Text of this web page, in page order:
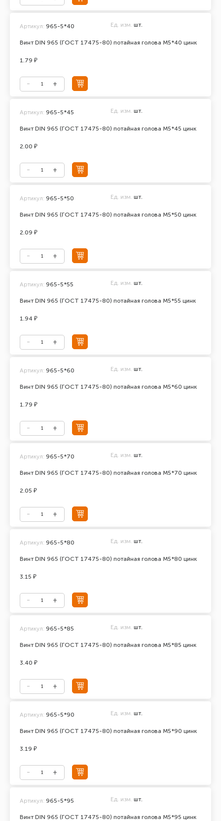
Винт DIN 965 (ГОСТ 17475-80) потайная голова М5*40 цинк
Артикул: 965-5*40 Ед. изм. шт.
1.79 ₽
Винт DIN 965 (ГОСТ 17475-80) потайная голова М5*45 цинк
Артикул: 965-5*45 Ед. изм. шт.
2.00 ₽
Винт DIN 965 (ГОСТ 17475-80) потайная голова М5*50 цинк
Артикул: 965-5*50 Ед. изм. шт.
2.09 ₽
Винт DIN 965 (ГОСТ 17475-80) потайная голова М5*55 цинк
Артикул: 965-5*55 Ед. изм. шт.
1.94 ₽
Винт DIN 965 (ГОСТ 17475-80) потайная голова М5*60 цинк
Артикул: 965-5*60 Ед. изм. шт.
1.79 ₽
Винт DIN 965 (ГОСТ 17475-80) потайная голова М5*70 цинк
Артикул: 965-5*70 Ед. изм. шт.
2.05 ₽
Винт DIN 965 (ГОСТ 17475-80) потайная голова М5*80 цинк
Артикул: 965-5*80 Ед. изм. шт.
3.15 ₽
Винт DIN 965 (ГОСТ 17475-80) потайная голова М5*85 цинк
Артикул: 965-5*85 Ед. изм. шт.
3.40 ₽
Винт DIN 965 (ГОСТ 17475-80) потайная голова М5*90 цинк
Артикул: 965-5*90 Ед. изм. шт.
3.19 ₽
Винт DIN 965 (ГОСТ 17475-80) потайная голова М5*95 цинк
Артикул: 965-5*95 Ед. изм. шт.